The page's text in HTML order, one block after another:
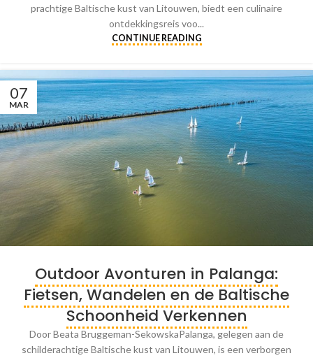
prachtige Baltische kust van Litouwen, biedt een culinaire
ontdekkingsreis voo...
CONTINUE READING
07
MAR
Outdoor Avonturen in Palanga:
Fietsen, Wandelen en de Baltische
Schoonheid Verkennen
Door Beata Bruggeman-SekowskaPalanga, gelegen aan de
schilderachtige Baltische kust van Litouwen, is een verborgen